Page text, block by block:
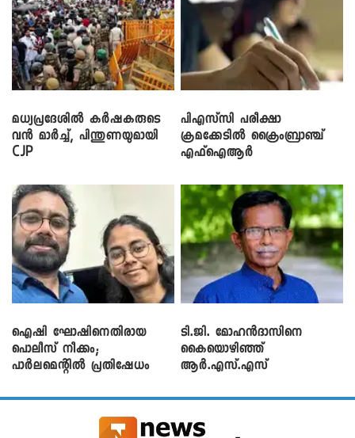
മധ്യപ്രദേശിൽ കർഷകരുടെ
വൻ മാർച്ച്, പിന്തുണയുമായി
CJP
പിഎസ്‌സി പരീക്ഷാ
ക്രമക്കേ‌ടിൽ ക്രൈംബ്രാഞ്ച്
എഫ്ഐആർ
ഐഷി ഘോഷിനെതിരായ
പൊലീസ് നീക്കം;
പാര്‍ലമെന്റിൽ പ്രതിഷേധം
ടി.ജി. മോഹൻദാസിനെ
കൈയൊഴിഞ്ഞ്
ആർ.എസ്.എസ്